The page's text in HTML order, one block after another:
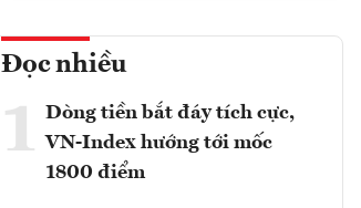
Đọc nhiều
1 Dòng tiền bắt đáy tích cực,
VN-Index hướng tới mốc
1800 điểm